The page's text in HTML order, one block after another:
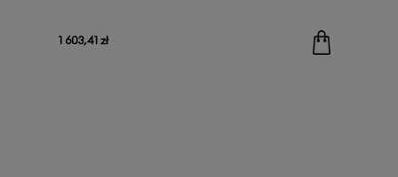
1 603,41 zł